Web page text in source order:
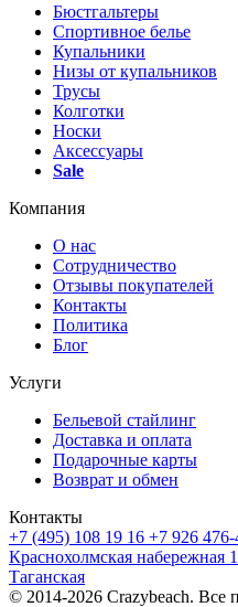
Бюстгальтеры
Спортивное белье
Купальники
Низы от купальников
Трусы
Колготки
Носки
Аксессуары
Sale
Компания
О нас
Сотрудничество
Отзывы покупателей
Контакты
Политика
Блог
Услуги
Бельевой стайлинг
Доставка и оплата
Подарочные карты
Возврат и обмен
Контакты
+7 (495) 108 19 16 +7 926
Краснохолмская набережная
Таганская
© 2014-2026 Crazybeach. Все